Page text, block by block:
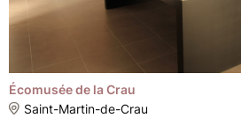
Écomusée de la Crau
Saint-Martin-de-Crau